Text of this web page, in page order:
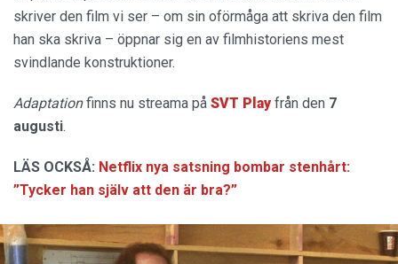
skriver den film vi ser – om sin oförmåga att skriva den film
han ska skriva – öppnar sig en av filmhistoriens mest
svindlande konstruktioner.
Adaptationfinns nu streama på SVT Playfrån den 7
augusti.
LÄS OCKSÅ: Netflix nya satsning bombar stenhårt:
”Tycker han själv att den är bra?”